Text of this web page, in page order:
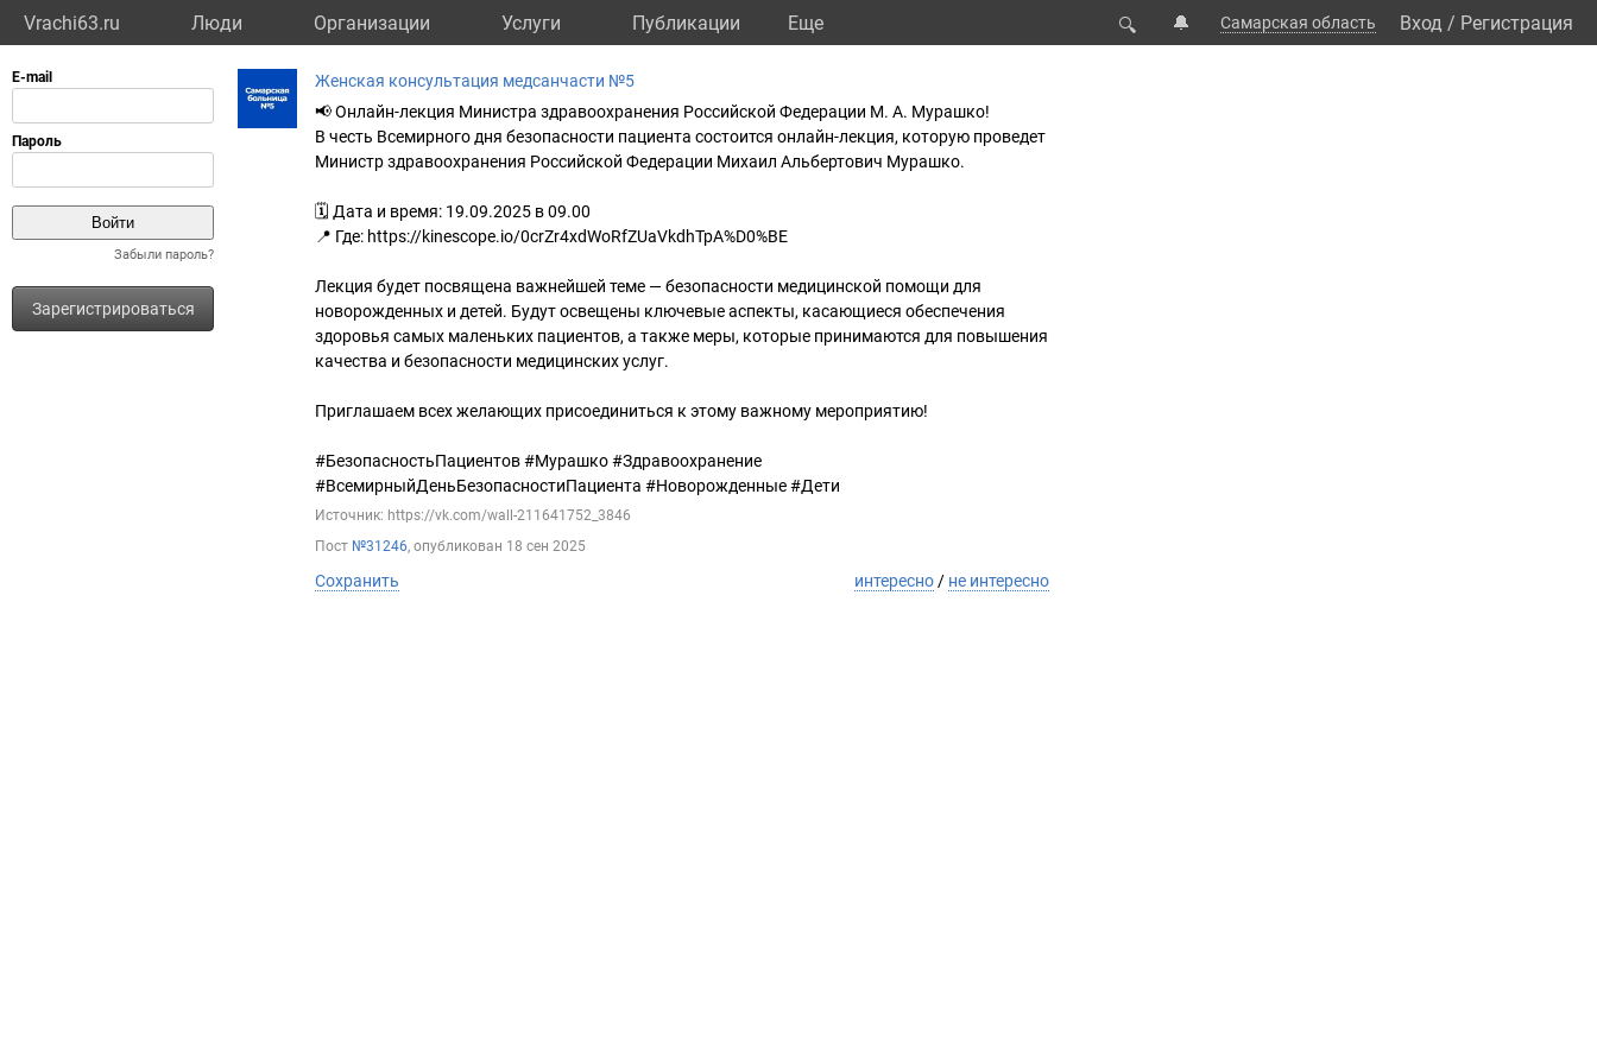
Vrachi63.ru Люди Организации Услуги Публикации Eще 🔍 🔔 Самарская область Вход / Регистрация
Забыли пароль?
Зарегистрироваться
Женская консультация медсанчасти №5
📢 Онлайн-лекция Министра здравоохранения Российской Федерации М. А. Мурашко!
В честь Всемирного дня безопасности пациента состоится онлайн-лекция, которую проведет
Министр здравоохранения Российской Федерации Михаил Альбертович Мурашко.
🗓 Дата и время: 19.09.2025 в 09.00
📍 Где: https://kinescope.io/0crZr4xdWoRfZUaVkdhTpA%D0%BE
Лекция будет посвящена важнейшей теме — безопасности медицинской помощи для
новорожденных и детей. Будут освещены ключевые аспекты, касающиеся обеспечения
здоровья самых маленьких пациентов, а также меры, которые принимаются для повышения
качества и безопасности медицинских услуг.
Приглашаем всех желающих присоединиться к этому важному мероприятию!
#БезопасностьПациентов #Мурашко #Здравоохранение
#ВсемирныйДеньБезопасностиПациента #Новорожденные #Дети
Источник: https://vk.com/wall-211641752_3846
Пост №31246, опубликован 18 сен 2025
Сохранить интересно / не интересно